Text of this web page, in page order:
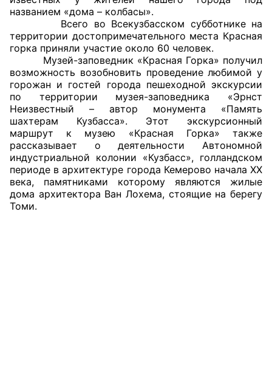
Комиссии
Экспертный совет ОП КО
Совет ОП КО
Общественный штаб
Члены ОП КО
Документы ОП КО
Регламент ОП КО
Кодекс этики ОП КО
названием «дома – колбасы».
Всего во Всекузбасском субботнике на
территории достопримечательного места Красная
горка приняли участие около 60 человек.
Музей-заповедник «Красная Горка» получил
возможность возобновить проведение любимой у
горожан и гостей города пешеходной экскурсии
по территории музея-заповедника «Эрнст
Неизвестный – автор монумента «Память
шахтерам Кузбасса». Этот экскурсионный
маршрут к музею «Красная Горка» также
рассказывает о деятельности Автономной
индустриальной колонии «Кузбасс», голландском
периоде в архитектуре города Кемерово начала ХХ
века, памятниками которому являются жилые
дома архитектора Ван Лохема, стоящие на берегу
Томи.